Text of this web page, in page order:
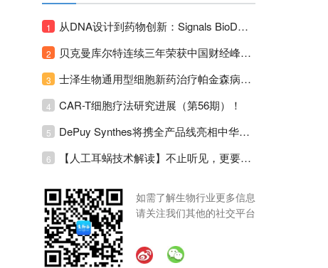
1 从DNA设计到药物创新：Signals BioDesign如何重塑分子生物学研发生态！
2 贝克曼库尔特连续三年荣获中国财经峰会三项大奖！
3 士泽生物通用型细胞新药治疗帕金森病注册临床II期全部入组完成！
4 CAR-T细胞疗法研究进展（第56期）！
5 DePuy Synthes将携全产品线亮相中华医学会运动医疗分会大会，加码布局中国运动医学创新赛道！
6 【人工耳蜗技术解读】不止听见，更要听见未来 ---- 智能耳蜗，开启人工耳蜗技术新纪元！
如需了解生物行业更多信息
请关注我们其他的社交平台